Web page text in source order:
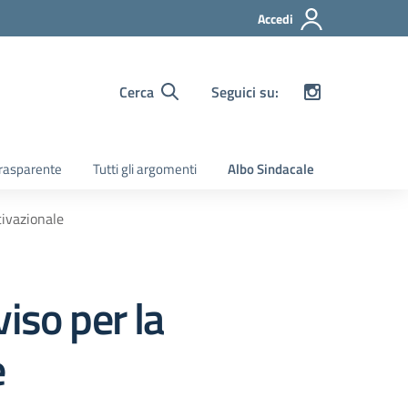
Accedi
Cerca Seguici su:
Tutti gli argomenti Albo Sindacale
per la